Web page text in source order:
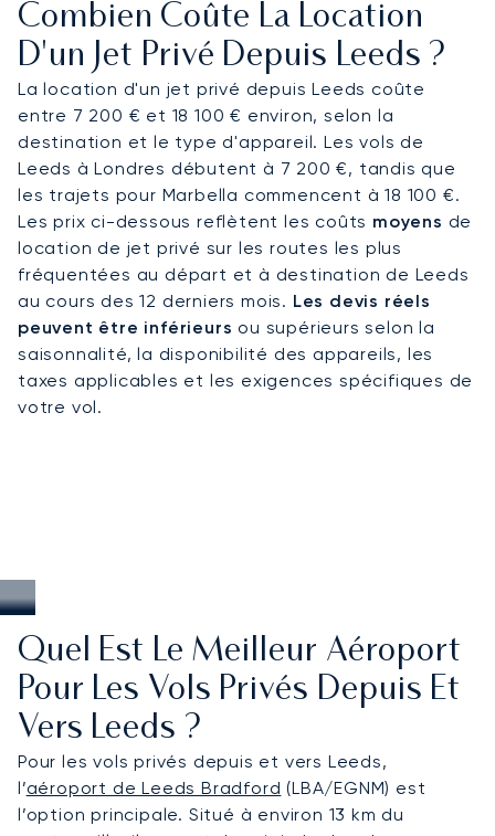
selon votre programme. Pour votre arrivée, des
transferts peuvent être organisés à l’avance vers
les quartiers d’affaires ou les lieux de conférence.
Nous organisons des vols vers le Royaume-Uni
tout au long de l’année et connaissons les
périodes de forte activité liées aux événements
professionnels. Notre bureau de Londres
accompagne l’organisation de votre vol vers
Leeds.
Combien Coûte La Location
D'un Jet Privé Depuis Leeds ?
La location d'un jet privé depuis Leeds coûte
entre 7 200 € et 18 100 € environ, selon la
destination et le type d'appareil. Les vols de
Leeds à Londres débutent à 7 200 €, tandis que
les trajets pour Marbella commencent à 18 100 €.
Les prix ci-dessous reflètent les coûts moyens de
location de jet privé sur les routes les plus
fréquentées au départ et à destination de Leeds
au cours des 12 derniers mois. Les devis réels
peuvent être inférieurs ou supérieurs selon la
saisonnalité, la disponibilité des appareils, les
taxes applicables et les exigences spécifiques de
votre vol.
Quel Est Le Meilleur Aéroport
Pour Les Vols Privés Depuis Et
Vers Leeds ?
Pour les vols privés depuis et vers Leeds,
l’aéroport de Leeds Bradford (LBA/EGNM) est
l’option principale. Situé à environ 13 km du